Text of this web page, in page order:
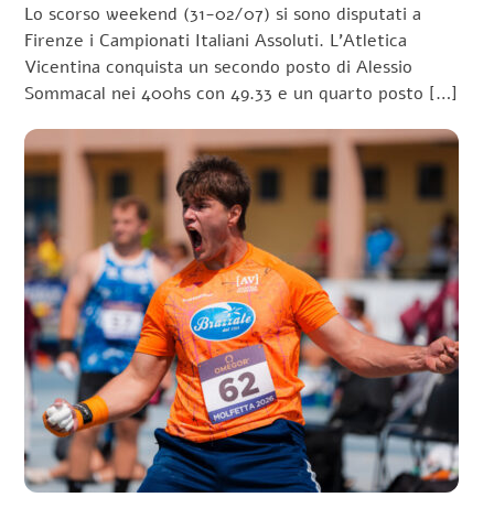
Lo scorso weekend (31-02/07) si sono disputati a
Firenze i Campionati Italiani Assoluti. L’Atletica
Vicentina conquista un secondo posto di Alessio
Sommacal nei 400hs con 49.33 e un quarto posto […]